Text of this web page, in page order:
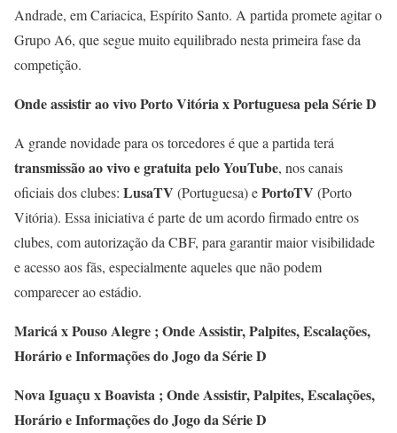
Andrade, em Cariacica, Espírito Santo. A partida promete agitar o
Grupo A6, que segue muito equilibrado nesta primeira fase da
competição.
Onde assistir ao vivo Porto Vitória x Portuguesa pela Série D
A grande novidade para os torcedores é que a partida terá
transmissão ao vivo e gratuita pelo YouTube, nos canais
oficiais dos clubes: LusaTV (Portuguesa) ePortoTV (Porto
Vitória). Essa iniciativa é parte de um acordo firmado entre os
clubes, com autorização da CBF, para garantir maior visibilidade
e acesso aos fãs, especialmente aqueles que não podem
comparecer ao estádio.
Maricá x Pouso Alegre ; Onde Assistir, Palpites, Escalações,
Horário e Informações do Jogo da Série D
Nova Iguaçu x Boavista ; Onde Assistir, Palpites, Escalações,
Horário e Informações do Jogo da Série D